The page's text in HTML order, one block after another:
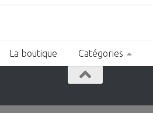
La boutique Catégories